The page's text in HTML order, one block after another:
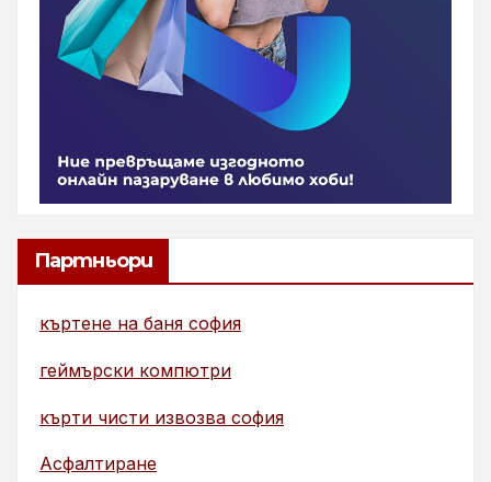
Партньори
къртене на баня софия
геймърски компютри
кърти чисти извозва софия
Асфалтиране